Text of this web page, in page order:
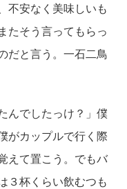
不安なく美味しいも
たそう言ってもらっ
だと言う。一石二鳥
んでしたっけ？」僕
がカップルで行く際
えて置こう。でもバ
３杯くらい飲むつも